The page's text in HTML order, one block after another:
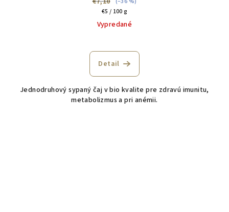
Jednotková
cena:
€5 / 100 g
Vypredané
Detail
Jednodruhový sypaný čaj v bio kvalite pre zdravú imunitu,
metabolizmus a pri anémii.